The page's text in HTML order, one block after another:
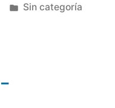
Publicada
Sin categoría